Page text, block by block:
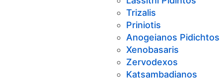
Trizalis
Priniotis
Anogeianos Pidichtos
Xenobasaris
Zervodexos
Katsambadianos